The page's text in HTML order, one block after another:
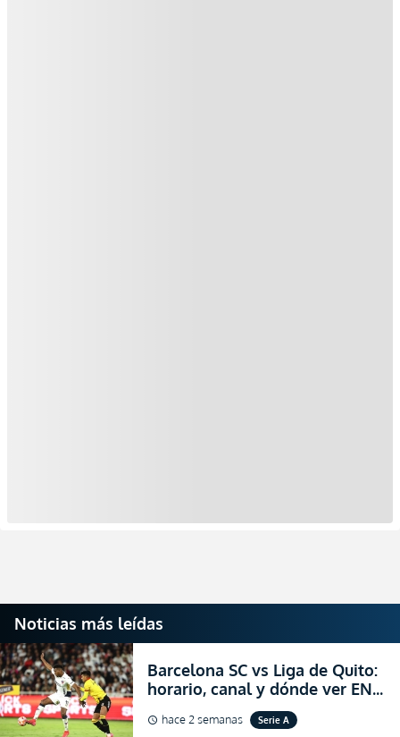
Noticias más leídas
Barcelona SC vs Liga de Quito:
horario, canal y dónde ver EN
VIVO la Fecha 22 de la LigaPro
2026
schedule hace 2 semanas Serie A